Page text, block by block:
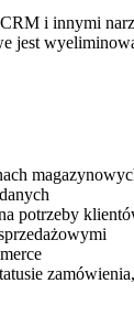
i innymi
potrzeby